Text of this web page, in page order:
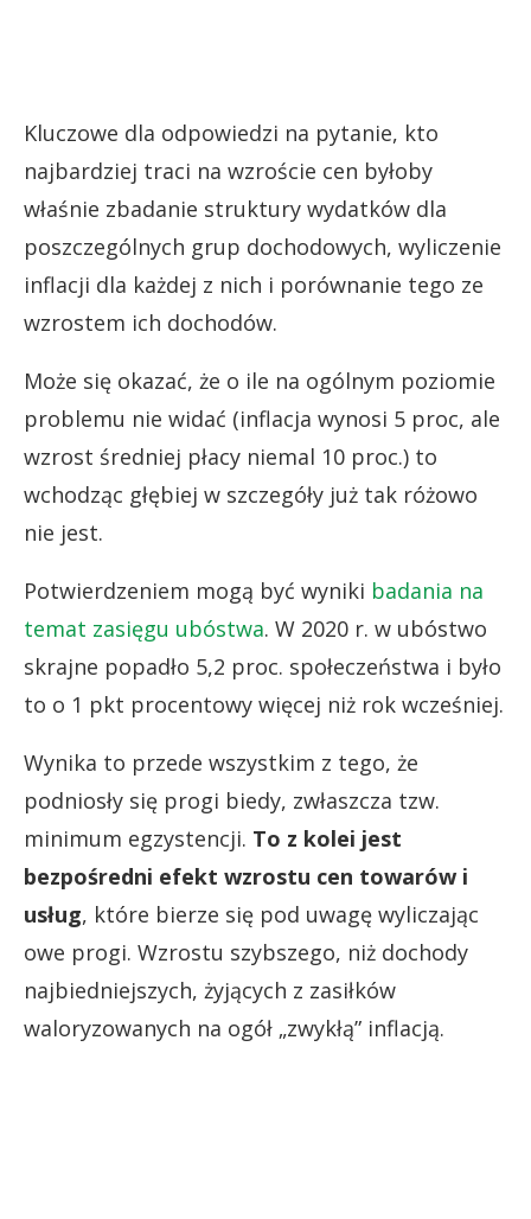
Kluczowe dla odpowiedzi na pytanie, kto
najbardziej traci na wzroście cen byłoby
właśnie zbadanie struktury wydatków dla
poszczególnych grup dochodowych, wyliczenie
inflacji dla każdej z nich i porównanie tego ze
wzrostem ich dochodów.
Może się okazać, że o ile na ogólnym poziomie
problemu nie widać (inflacja wynosi 5 proc, ale
wzrost średniej płacy niemal 10 proc.) to
wchodząc głębiej w szczegóły już tak różowo
nie jest.
Potwierdzeniem mogą być wyniki badania na
temat zasięgu ubóstwa. W 2020 r. w ubóstwo
skrajne popadło 5,2 proc. społeczeństwa i było
to o 1 pkt procentowy więcej niż rok wcześniej.
Wynika to przede wszystkim z tego, że
podniosły się progi biedy, zwłaszcza tzw.
minimum egzystencji. To z kolei jest
bezpośredni efekt wzrostu cen towarów i
usług, które bierze się pod uwagę wyliczając
owe progi. Wzrostu szybszego, niż dochody
najbiedniejszych, żyjących z zasiłków
waloryzowanych na ogół „zwykłą” inflacją.